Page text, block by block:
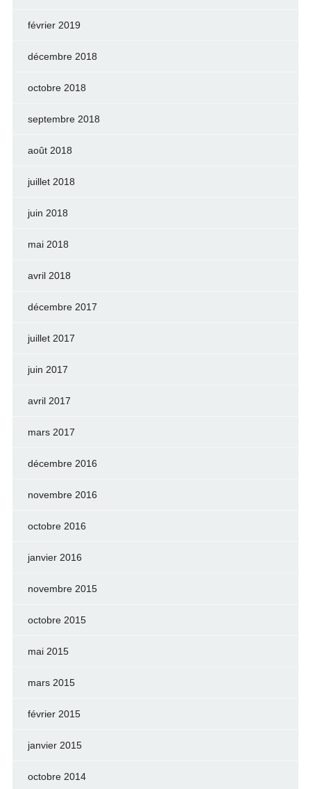
février 2019
décembre 2018
octobre 2018
septembre 2018
août 2018
juillet 2018
juin 2018
mai 2018
avril 2018
décembre 2017
juillet 2017
juin 2017
avril 2017
mars 2017
décembre 2016
novembre 2016
octobre 2016
janvier 2016
novembre 2015
octobre 2015
mai 2015
mars 2015
février 2015
janvier 2015
octobre 2014